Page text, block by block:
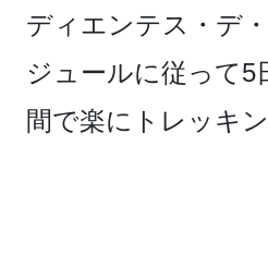
ディエンテス・デ
ジュールに従って5
間で楽にト­レッキ